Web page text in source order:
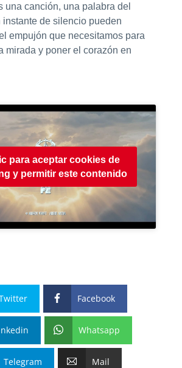
una canción, una palabra del
instante de silencio pueden
empujón que necesitamos para
mirada y poner el corazón en
para aceptar cookies de
y permitir este contenido
Facebook
Whatsapp
Telegram Mail